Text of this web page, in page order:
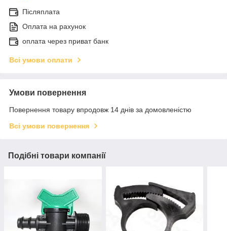
Післяплата
Оплата на рахунок
оплата через приват банк
Всі умови оплати
Умови повернення
Повернення товару впродовж 14 днів за домовленістю
Всі умови повернення
Подібні товари компанії